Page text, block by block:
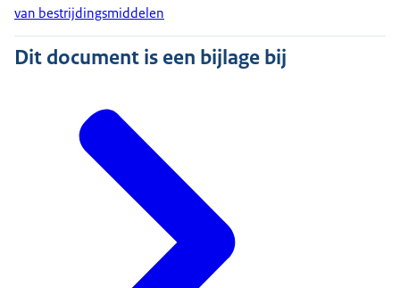
van bestrijdingsmiddelen
Dit document is een bijlage bij